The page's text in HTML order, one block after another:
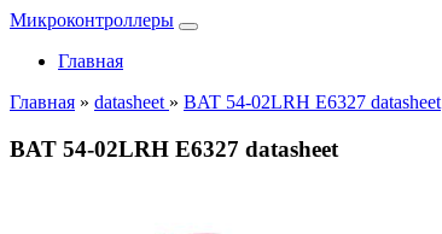
Микроконтроллеры
Главная
Главная » datasheet » BAT 54-02LRH E6327 datasheet
BAT 54-02LRH E6327 datasheet